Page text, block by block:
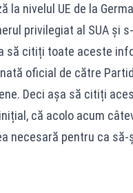
la nivelul UE de la
privilegiat al SUA și
să citiți toate aceste
oficial de către
Deci așa să citiți
că acolo acum
necesară pentru ca